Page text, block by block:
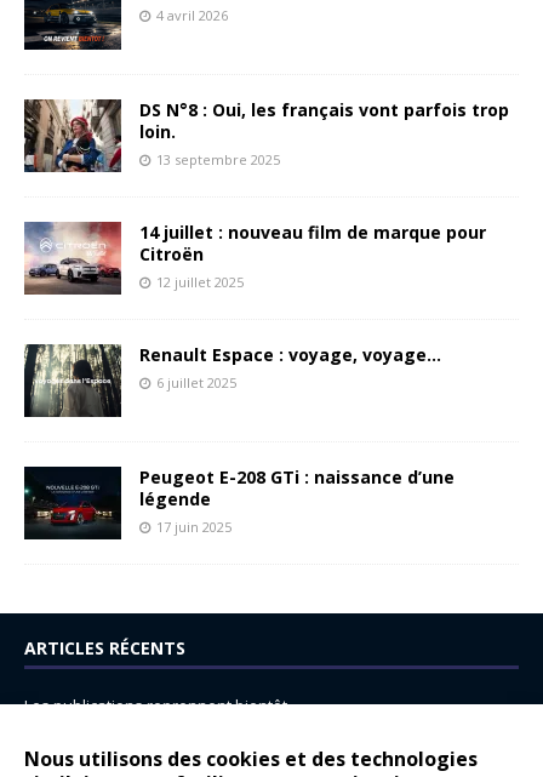
Nous utilisons des cookies et des technologies
4 avril 2026
DS N°8 : Oui, les français vont parfois trop
loin.
13 septembre 2025
14 juillet : nouveau film de marque pour
Citroën
12 juillet 2025
Renault Espace : voyage, voyage…
6 juillet 2025
Peugeot E-208 GTi : naissance d’une
légende
17 juin 2025
ARTICLES RÉCENTS
Les publications reprennent bientôt…